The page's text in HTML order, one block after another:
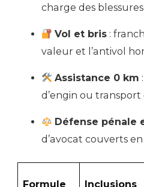
charge des
Vol et bris :
valeur et l’antivol
Assistance 0 km
d’engin ou
Défense pénale
d’avocat couverts
Formule Inclusions